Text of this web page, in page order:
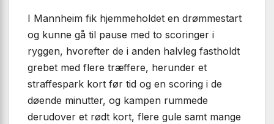
I Mannheim fik hjemmeholdet en drømmestart
og kunne gå til pause med to scoringer i
ryggen, hvorefter de i anden halvleg fastholdt
grebet med flere træffere, herunder et
straffespark kort før tid og en scoring i de
døende minutter, og kampen rummede
derudover et rødt kort, flere gule samt mange